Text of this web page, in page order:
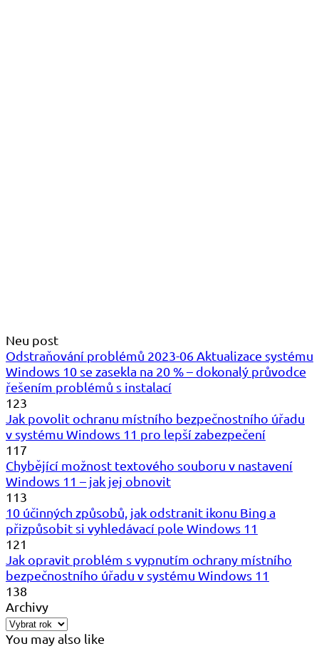
Neu post
Odstraňování problémů 2023-06 Aktualizace systému
Windows 10 se zasekla na 20 % – dokonalý průvodce
řešením problémů s instalací
123
Jak povolit ochranu místního bezpečnostního úřadu
v systému Windows 11 pro lepší zabezpečení
117
Chybějící možnost textového souboru v nastavení
Windows 11 – jak jej obnovit
113
10 účinných způsobů, jak odstranit ikonu Bing a
přizpůsobit si vyhledávací pole Windows 11
121
Jak opravit problém s vypnutím ochrany místního
bezpečnostního úřadu v systému Windows 11
138
Archivy
You may also like